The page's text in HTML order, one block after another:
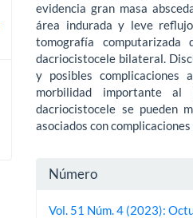
evidencia gran masa
área indurada y leve
tomografía
dacriocistocele bilateral.
y posibles complicaciones
morbilidad importante
dacriocistocele se pueden
asociados con
Detalles
del
Número
Vol. 51 Núm. 4 (2023):